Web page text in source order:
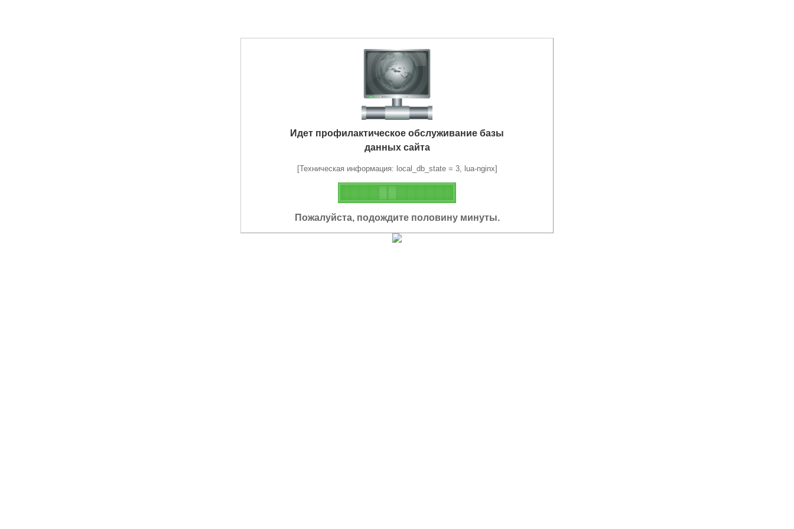
Идет профилактическое обслуживание базы
данных сайта
[Техническая информация: local_db_state = 3, lua-nginx]
Пожалуйста, подождите половину минуты.